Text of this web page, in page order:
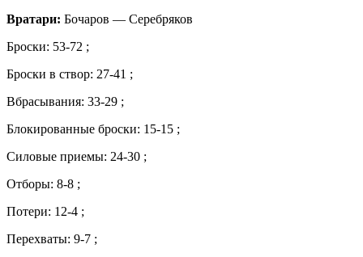
Вратари: Бочаров — Серебряков
Броски: 53-72 ;
Броски в створ: 27-41 ;
Вбрасывания: 33-29 ;
Блокированные броски: 15-15 ;
Силовые приемы: 24-30 ;
Отборы: 8-8 ;
Потери: 12-4 ;
Перехваты: 9-7 ;